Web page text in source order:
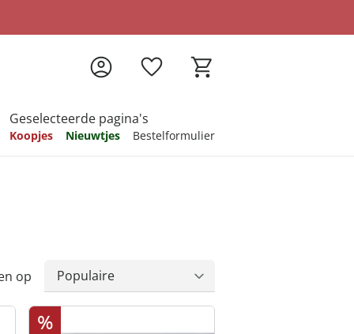
Geselecteerde pagina's
Koopjes Nieuwtjes Bestelformulier
op
%